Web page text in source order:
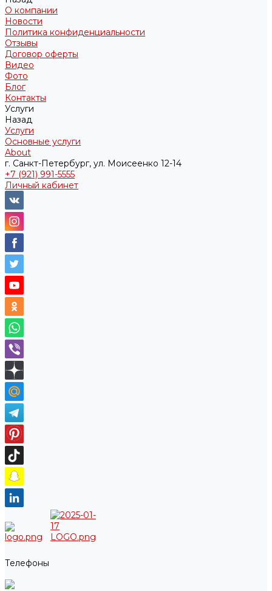
О компании
Новости
Политика конфиденциальности
Отзывы
Договор оферты
Видео
Фото
Блог
Контакты
Услуги
Назад
Услуги
Основные услуги
About
г. Санкт-Петербург, ул. Моисеенко 12-14
+7 (921) 991-5555
Личный кабинет
Телефоны